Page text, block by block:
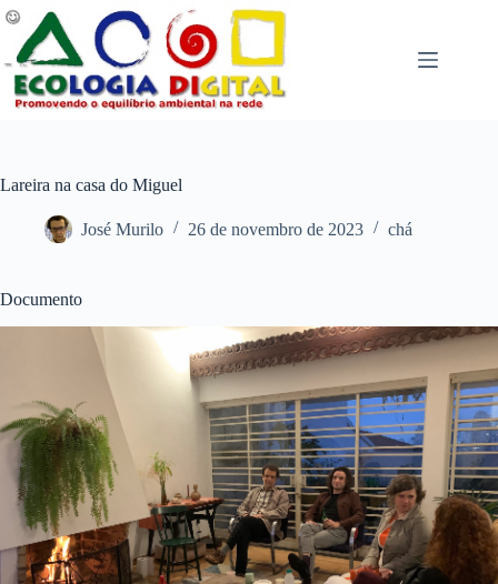
Pular
para
conteúdo
Lareira na casa do Miguel
José Murilo 26 de novembro de 2023 chá
Documento